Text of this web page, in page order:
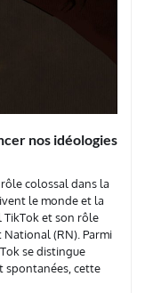
nos idéologies
colossal dans la
le monde et la
TikTok et son rôle
(RN). Parmi
se distingue
spontanées, cette